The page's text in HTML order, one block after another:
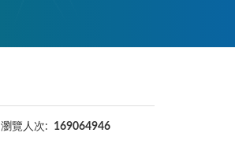
瀏覽人次: 169064946